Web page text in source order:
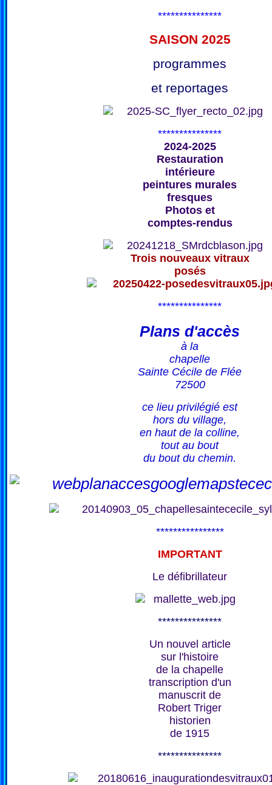
***************
SAISON 2025
programmes
et reportages
***************
2024-2025
Restauration
intérieure
peintures murales
fresques
Photos et
comptes-rendus
Trois nouveaux vitraux
posés
***************
Plans d'accès
à la
chapelle
Sainte Cécile de Flée
72500
ce lieu privilégié est
hors du village,
en haut de la colline,
tout au bout
du bout du chemin.
****************
IMPORTANT
Le défibrillateur
***************
Un nouvel article
sur l'histoire
de la chapelle
transcription d'un
manuscrit de
Robert Triger
historien
de 1915
***************